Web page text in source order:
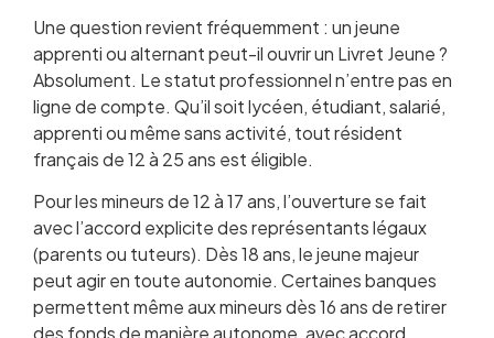
Une question revient fréquemment : un jeune
apprenti ou alternant peut-il ouvrir un Livret Jeune ?
Absolument. Le statut professionnel n’entre pas en
ligne de compte. Qu’il soit lycéen, étudiant, salarié,
apprenti ou même sans activité, tout résident
français de 12 à 25 ans est éligible.
Pour les mineurs de 12 à 17 ans, l’ouverture se fait
avec l’accord explicite des représentants légaux
(parents ou tuteurs). Dès 18 ans, le jeune majeur
peut agir en toute autonomie. Certaines banques
permettent même aux mineurs dès 16 ans de retirer